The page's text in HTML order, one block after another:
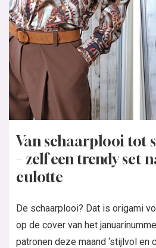
Van schaarplooi tot
– zelf een trendy set
culotte
De schaarplooi? Dat is origami
op de cover van het
patronen deze maand ‘stijlvol en